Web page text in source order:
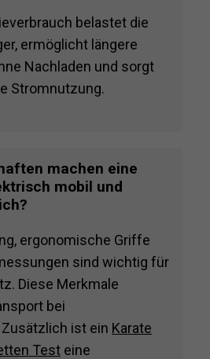
belastet die
ermöglicht längere
Nachladen und sorgt
Stromnutzung.
machen eine
mobil und
ergonomische Griffe
sind wichtig für
Diese Merkmale
bei
ist ein Karate
Test eine